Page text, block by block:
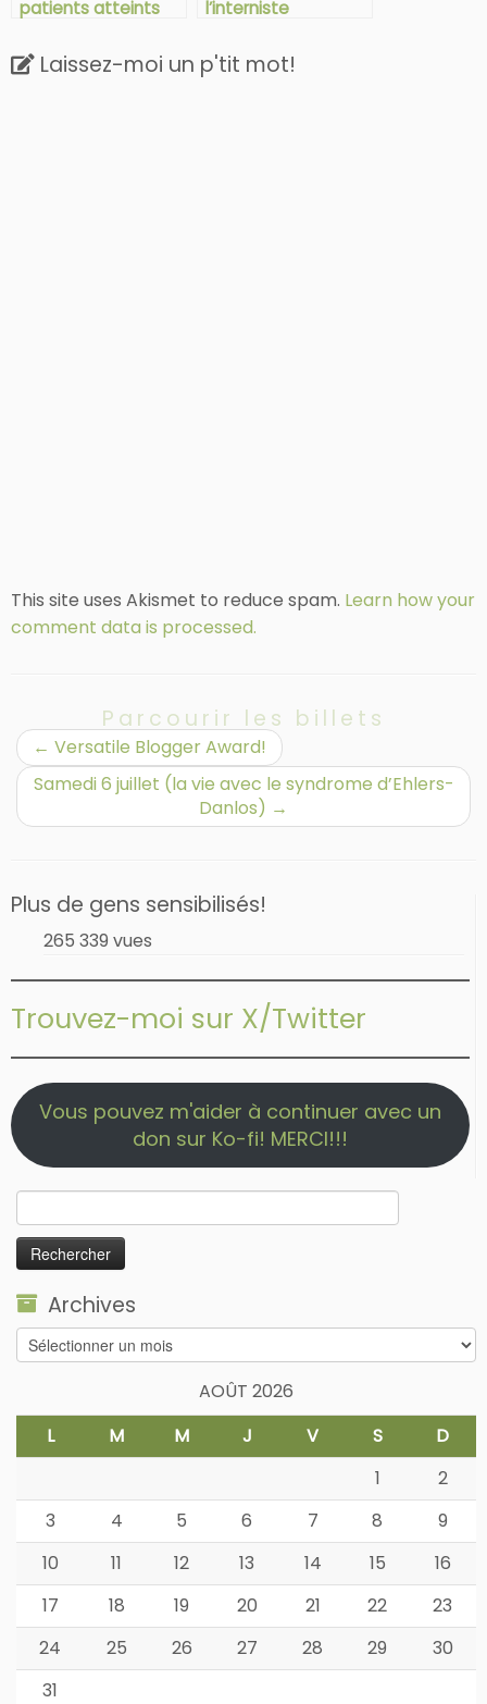
patients atteints
chronique
l’interniste
Laissez-moi un p'tit mot!
This site uses Akismet to reduce spam. Learn how your
comment data is processed.
Parcourir les billets
← Versatile Blogger Award!
Samedi 6 juillet (la vie avec le syndrome d’Ehlers-
Danlos) →
Plus de gens sensibilisés!
265 339 vues
Trouvez-moi sur X/Twitter
Vous pouvez m'aider à continuer avec un
don sur Ko-fi! MERCI!!!
Rechercher :
Archives
Archives
AOÛT 2026
L
M M J V S
D
1
2
3
4 5 6 7 8
9
10
11 12 13 14 15
16
17
18 19 20 21 22
23
24
25 26 27 28 29
30
31